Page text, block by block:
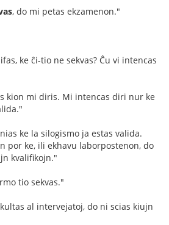
, do mi petas ekzamenon."
ke ĉi-tio ne sekvas? Ĉu vi intencas
kion mi diris. Mi intencas diri nur ke
ke la silogismo ja estas valida.
por ke, ili ekhavu laborpostenon, do
kvalifikojn."
tio sekvas."
al intervejatoj, do ni scias kiujn